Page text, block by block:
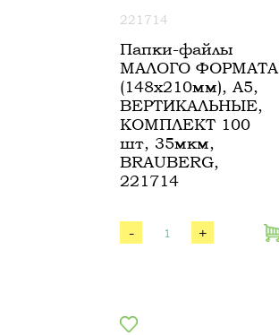
221714
Папки-файлы
МАЛОГО ФОРМАТА
(148х210мм), А5,
ВЕРТИКАЛЬНЫЕ,
КОМПЛЕКТ 100
шт, 35мкм,
BRAUBERG,
221714
- +